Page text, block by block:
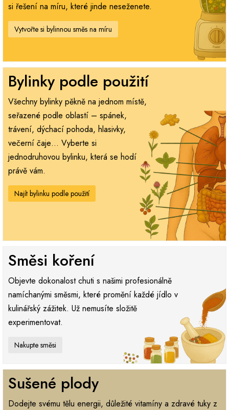
si řešení na míru, které jinde neseženete.
Vytvořte si bylinnou směs na míru
Bylinky podle použití
Všechny bylinky pěkně na jednom místě,
seřazené podle oblastí – spánek,
trávení, dýchací pohoda, hlasivky,
večerní čaje… Vyberte si
jednodruhovou bylinku, která se hodí
právě vám.
Najít bylinku podle použití
Směsi koření
Objevte dokonalost chuti s našimi profesionálně
namíchanými směsmi, které promění každé jídlo v
kulinářský zážitek. Už nemusíte složitě
experimentovat.
Nakupte směsi
Sušené plody
Dodejte svému tělu energii, důležité vitamíny a zdravé tuky z